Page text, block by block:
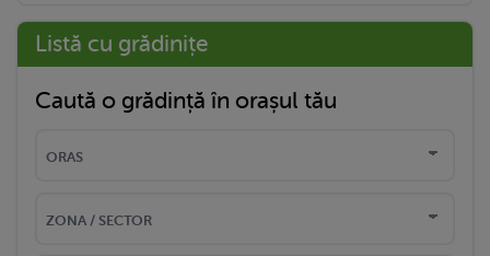
Listă cu grădinițe
Caută o grădință în orașul tău